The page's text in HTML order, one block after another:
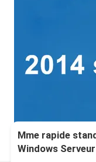
Mme rapide
Windows